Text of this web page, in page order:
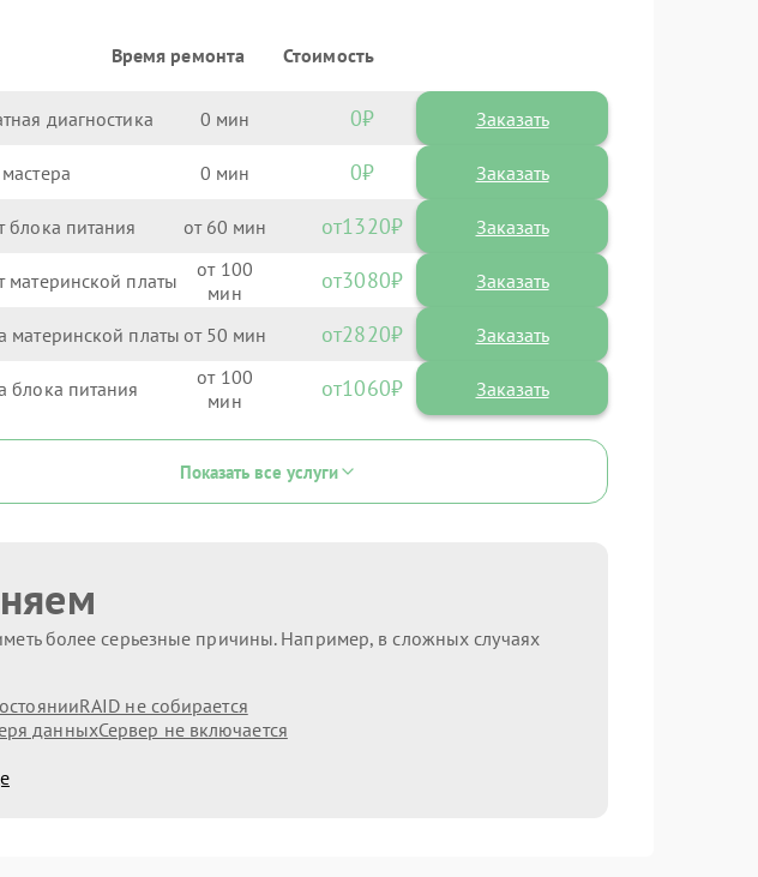
Время ремонта Стоимость
диагностика 0 0 Заказать
0 0 Заказать
блока питания 60 1320
материнской платы 100 3080
материнской платы 50 2820
блока питания 100 1060
Показать все услуги
более серьезные причины. Например, в сложных случаях
RAID не собирается
данныхСервер не включается